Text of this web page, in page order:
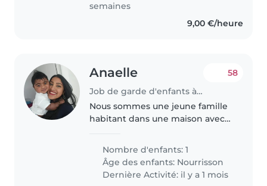
semaines
9,00 €/heure
Anaelle
Job de garde d'enfants à Chelles
58
Nous sommes une jeune famille
habitant dans une maison avec
associatif et je travaille en école
d'ingénieur. Nous aurions besoin
de quelqu'un qui viendrait..
Nombre d'enfants: 1
Âge des enfants: Nourrisson
Dernière Activité: il y a 1 mois